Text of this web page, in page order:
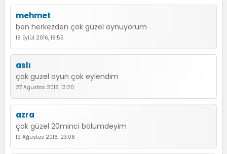
mehmet
ben herkezden çok güzel oynuyorum
18 Eylül 2016, 18:55
aslı
çok guzel oyun çok eylendim
27 Ağustos 2016, 13:20
azra
çok güzel 20minci bölümdeyim
19 Ağustos 2016, 23:06